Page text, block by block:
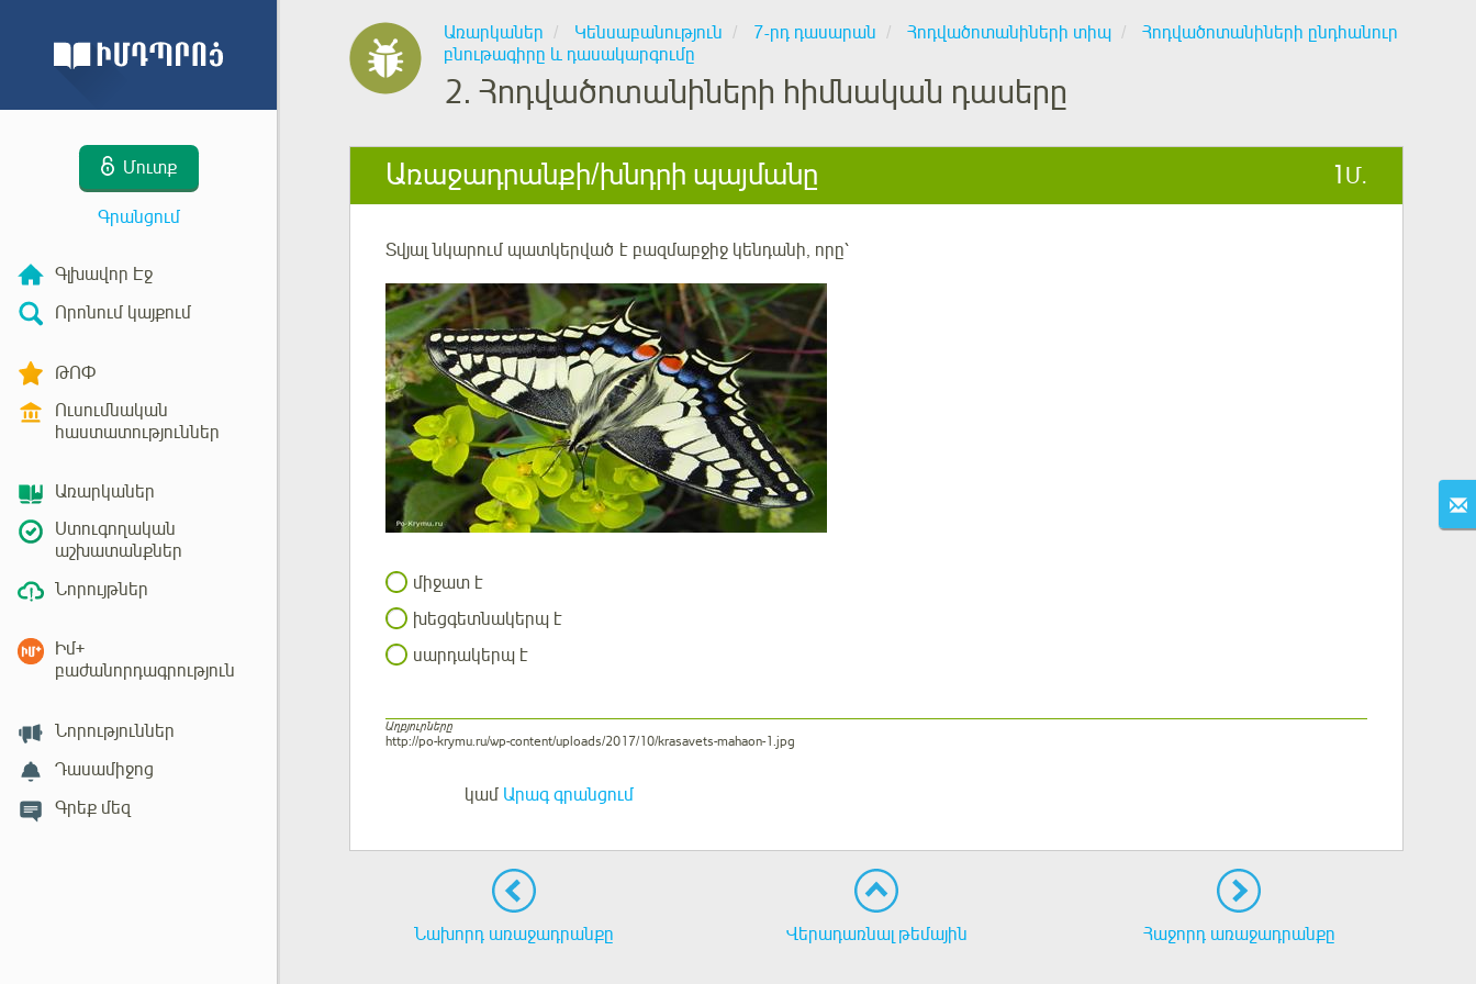
Մուտք
Գրանցում
Գլխավոր Էջ
Որոնում կայքում
ԹՈՓ
Ուսումնական
հաստատություններ
Առարկաներ
Ստուգողական
աշխատանքներ
Նորույթներ
Իմ+
բաժանորդագրություն
Նորություններ
Դասամիջոց
Գրեք մեզ
Առարկաներ Կենսաբանություն 7-րդ դասարան Հոդվածոտանիների տիպ
Հոդվածոտանիների ընդհանուր
բնութագիրը և դասակարգումը
2. Հոդվածոտանիների հիմնական դասերը
Առաջադրանքի/խնդրի պայմանը 1 Մ.
Տվյալ նկարում պատկերված է բազմաբջիջ կենդանի, որը՝
միջատ է
խեցգետնակերպ է
սարդակերպ է
Աղբյուրները
http://po-krymu.ru/wp-content/uploads/2017/10/krasavets-mahaon-1.jpg
կամ Արագ գրանցում
Նախորդ առաջադրանքը Վերադառնալ թեմային Հաջորդ առաջադրանքը